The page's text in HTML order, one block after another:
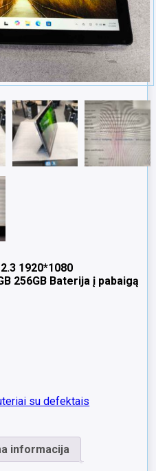
1920*1080
256GB Baterija į pabaigą
su defektais
informacija